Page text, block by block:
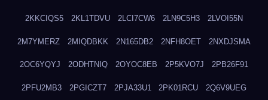
2KKCIQS5 2KL1TDVU 2LCI7CW6 2LN9C5H3 2LVOI55N
2M7YMERZ 2MIQDBKK 2N165DB2 2NFH8OET 2NXDJSMA
2OC6YQYJ 2ODHTNIQ 2OYOC8EB 2P5KVO7J 2PB26F91
2PFU2MB3 2PGICZT7 2PJA33U1 2PK01RCU 2Q6V9UEG